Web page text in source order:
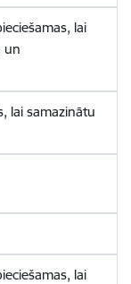
lai
un
lai samazinātu
lai